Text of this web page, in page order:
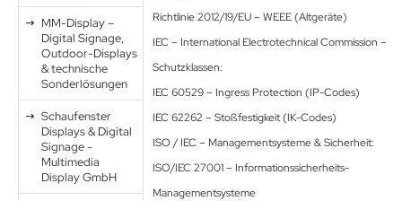
MM-Display –
Digital Signage,
Outdoor-Displays
& technische
Sonderlösungen
Schaufenster
Displays & Digital
Signage -
Multimedia
Display GmbH
Richtlinie 2012/19/EU – WEEE (Altgeräte)
IEC – International Electrotechnical Commission –
Schutzklassen:
IEC 60529 – Ingress Protection (IP-Codes)
IEC 62262 – Stoßfestigkeit (IK-Codes)
ISO / IEC – Managementsysteme & Sicherheit:
ISO/IEC 27001 – Informationssicherheits-
Managementsysteme